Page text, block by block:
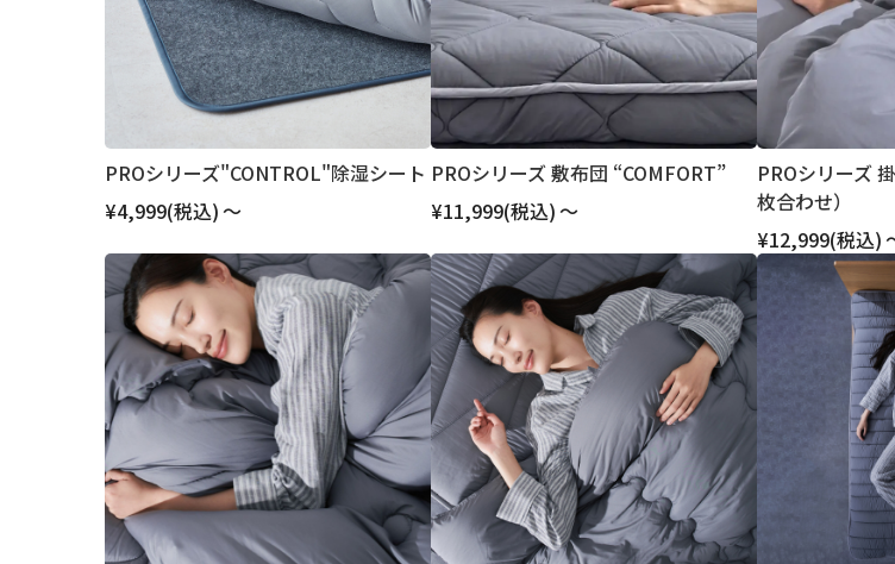
PROシリーズ"CONTROL"除湿シート
¥4,999(税込)～
PROシリーズ 敷布団 “COMFORT”
¥11,999(税込)～
PROシリーズ
枚合わせ）
¥12,999(税込)